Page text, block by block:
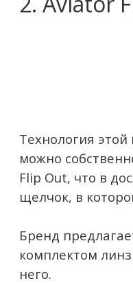
Технология
можно
Flip Out, что в
щелчок, в
Бренд
комплектом
него.